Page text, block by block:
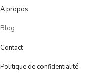
Apropos
Blog
Contact
Politique de confidentialité